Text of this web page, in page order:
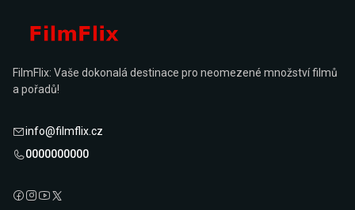
FilmFlix: Vaše dokonalá destinace pro neomezené množství filmů
a pořadů!
info@filmflix.cz
0000000000